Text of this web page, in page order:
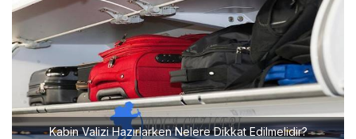
Kabin Valizi Hazırlarken Nelere Dikkat Edilmelidir?